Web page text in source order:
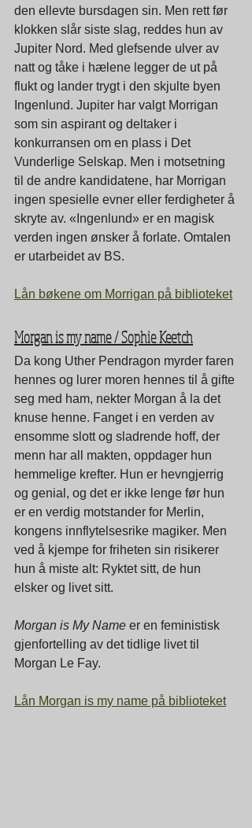
den ellevte bursdagen sin. Men rett før
klokken slår siste slag, reddes hun av
Jupiter Nord. Med glefsende ulver av
natt og tåke i hælene legger de ut på
flukt og lander trygt i den skjulte byen
Ingenlund. Jupiter har valgt Morrigan
som sin aspirant og deltaker i
konkurransen om en plass i Det
Vunderlige Selskap. Men i motsetning
til de andre kandidatene, har Morrigan
ingen spesielle evner eller ferdigheter å
skryte av. «Ingenlund» er en magisk
verden ingen ønsker å forlate. Omtalen
er utarbeidet av BS.
Lån bøkene om Morrigan på biblioteket
Morgan is my name / Sophie Keetch
Da kong Uther Pendragon myrder faren
hennes og lurer moren hennes til å gifte
seg med ham, nekter Morgan å la det
knuse henne. Fanget i en verden av
ensomme slott og sladrende hoff, der
menn har all makten, oppdager hun
hemmelige krefter. Hun er hevngjerrig
og genial, og det er ikke lenge før hun
er en verdig motstander for Merlin,
kongens innflytelsesrike magiker. Men
ved å kjempe for friheten sin risikerer
hun å miste alt: Ryktet sitt, de hun
elsker og livet sitt.
Morgan is My Name er en feministisk
gjenfortelling av det tidlige livet til
Morgan Le Fay.
Lån Morgan is my name på biblioteket